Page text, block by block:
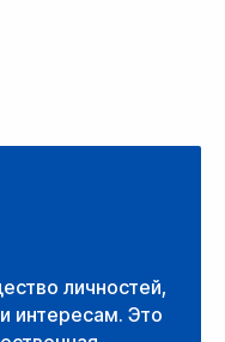
личностей,
интересам. Это